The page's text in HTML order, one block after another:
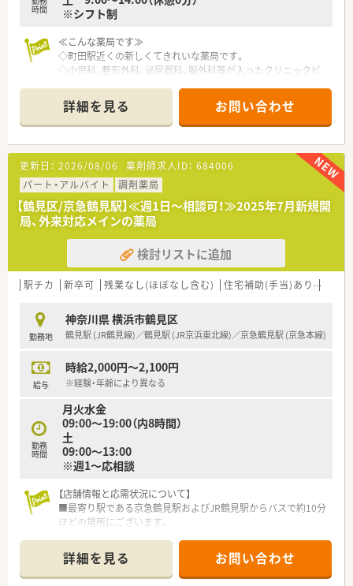
時間
※シフト制
≪こんな薬局です≫
◇町田駅近くの新しくてきれいな薬局です。
◇小児科、整形外科、泌尿器科、脳外科等が入ったクリニックビ
詳細を見る お問い合わせ
更新日： 2026/08/06 薬剤師求人ID： 684006
パート・アルバイト
調剤薬局
【鶴見区/京急鶴見駅】≪週1日～相談可！≫2025年7月新規開
局、外来対応メインの薬局
検討リストに追加
駅チカ 新卒可 残業なし(ほぼなし含む) 住宅補助(手当)あり
勤務地
神奈川県 横浜市鶴見区
鶴見駅 (JR鶴見線)／鶴見駅 (JR京浜東北線)／京急鶴見駅 (京急本線)
給与
時給2,000円～2,100円
※経験・年齢により異なる
勤務
時間
月火水金
09:00～19:00（内8時間）
土
09:00～13:00
※週1～応相談
【店舗情報と応需状況について】
■最寄り駅である京急鶴見駅およびJR鶴見駅からバスで約10分
ほどの場所にございます。
50枚程度を見込んでいます。
■薬剤師は常勤3名と事務員1名を配置し、常に複数名で協力し
ながら業務を進める体制です。
詳細を見る お問い合わせ